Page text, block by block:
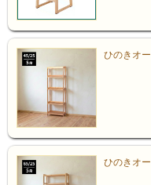
ひのきオ
ひのきオ